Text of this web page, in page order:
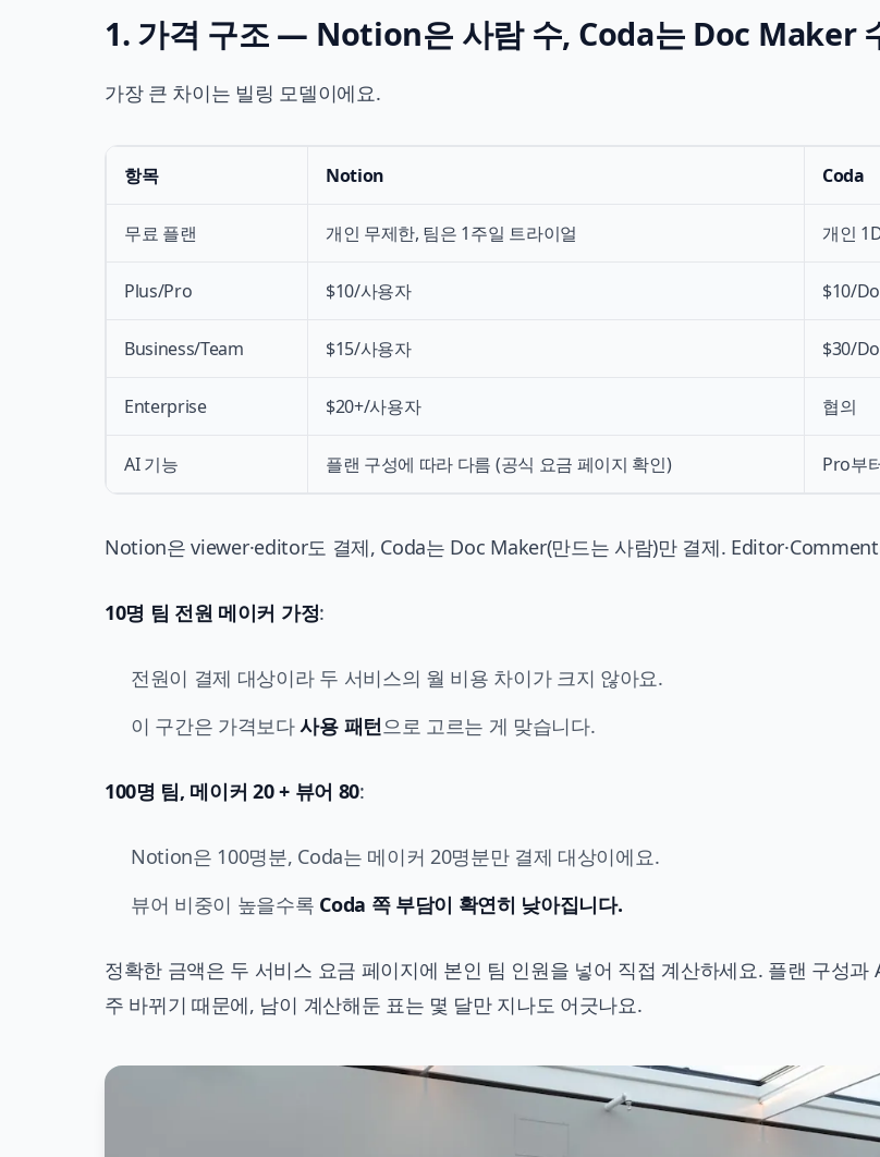
1. 가격 구조 — Notion은 사람 수, Coda는 Doc Maker
가장 큰 차이는 빌링 모델이에요.
항목 Notion Coda
무료 플랜 개인 무제한, 팀은 1주일 트라이얼 개인
Plus/Pro $10/사용자 $10/
Business/Team $15/사용자 $30/
Enterprise $20+/사용자 협의
AI 기능 플랜 구성에 따라 다름 (공식 요금 페이지 확인) Pro부
Notion은 viewer·editor도 결제, Coda는 Doc Maker(만드는 사람)만 결제.
10명 팀 전원 메이커 가정:
전원이 결제 대상이라 두 서비스의 월 비용 차이가 크지 않아요.
이 구간은 가격보다사용 패턴으로 고르는 게 맞습니다.
100명 팀, 메이커 20 + 뷰어 80:
Notion은 100명분, Coda는 메이커 20명분만 결제 대상이에요.
뷰어 비중이 높을수록 Coda 쪽 부담이 확연히 낮아집니다.
정확한 금액은 두 서비스 요금 페이지에 본인 팀 인원을 넣어 직접 계산하세요. 플랜 구성과
주 바뀌기 때문에, 남이 계산해둔 표는 몇 달만 지나도 어긋나요.